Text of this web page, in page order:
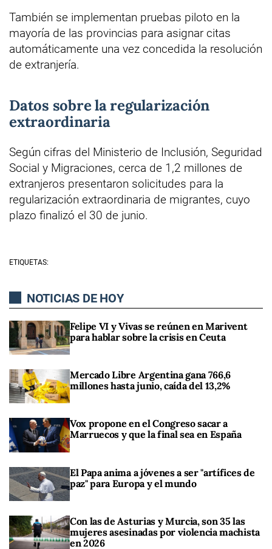
También se implementan pruebas piloto en la
mayoría de las provincias para asignar citas
automáticamente una vez concedida la resolución
de extranjería.
Datos sobre la regularización
extraordinaria
Según cifras del Ministerio de Inclusión, Seguridad
Social y Migraciones, cerca de 1,2 millones de
extranjeros presentaron solicitudes para la
regularización extraordinaria de migrantes, cuyo
plazo finalizó el 30 de junio.
ETIQUETAS:
NOTICIAS DE HOY
Felipe VI y Vivas se reúnen en Marivent
para hablar sobre la crisis en Ceuta
Mercado Libre Argentina gana 766,6
millones hasta junio, caída del 13,2%
Vox propone en el Congreso sacar a
Marruecos y que la final sea en España
El Papa anima a jóvenes a ser "artífices de
paz" para Europa y el mundo
Con las de Asturias y Murcia, son 35 las
mujeres asesinadas por violencia machista
en 2026